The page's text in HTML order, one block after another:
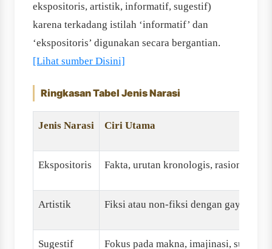
ekspositoris, artistik, informatif, sugestif)
karena terkadang istilah ‘informatif’ dan
‘ekspositoris’ digunakan secara bergantian.
[Lihat sumber Disini]
Ringkasan Tabel Jenis Narasi
Jenis Narasi Ciri Utama
Ekspositoris Fakta, urutan kronologis, rasional
Artistik Fiksi atau non-fiksi dengan gaya
Sugestif Fokus pada makna, imajinasi, sugesti